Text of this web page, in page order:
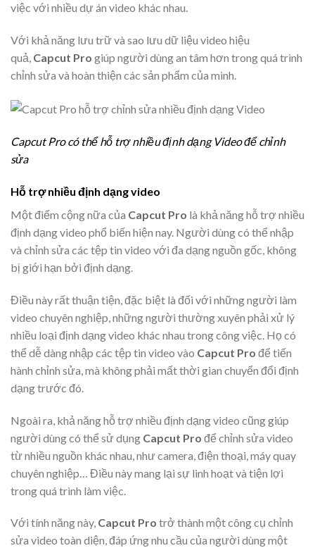
việc với nhiều dự án video khác nhau.
Với khả năng lưu trữ và sao lưu dữ liệu video hiệu
quả, Capcut Pro giúp người dùng an tâm hơn trong quá trình
chỉnh sửa và hoàn thiện các sản phẩm của mình.
Capcut Pro có thể hỗ trợ nhiều định dạng Video để chỉnh
sửa
Hỗ trợ nhiều định dạng video
Một điểm cộng nữa của Capcut Pro là khả năng hỗ trợ nhiều
định dạng video phổ biến hiện nay. Người dùng có thể nhập
và chỉnh sửa các tệp tin video với đa dạng nguồn gốc, không
bị giới hạn bởi định dạng.
Điều này rất thuận tiện, đặc biệt là đối với những người làm
video chuyên nghiệp, những người thường xuyên phải xử lý
nhiều loại định dạng video khác nhau trong công việc. Họ có
thể dễ dàng nhập các tệp tin video vào Capcut Pro để tiến
hành chỉnh sửa, mà không phải mất thời gian chuyển đổi định
dạng trước đó.
Ngoài ra, khả năng hỗ trợ nhiều định dạng video cũng giúp
người dùng có thể sử dụng Capcut Pro để chỉnh sửa video
từ nhiều nguồn khác nhau, như camera, điện thoại, máy quay
chuyên nghiệp… Điều này mang lại sự linh hoạt và tiện lợi
trong quá trình làm việc.
Với tính năng này, Capcut Pro trở thành một công cụ chỉnh
sửa video toàn diện, đáp ứng nhu cầu của người dùng một